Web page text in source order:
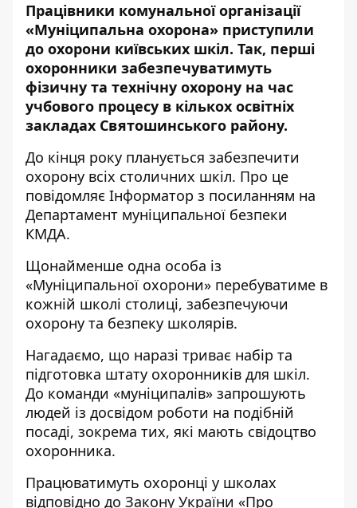
Працівники комунальної організації
«Муніципальна охорона» приступили
до охорони київських шкіл. Так, перші
охоронники забезпечуватимуть
фізичну та технічну охорону на час
учбового процесу в кількох освітніх
закладах Святошинського району.
До кінця року планується забезпечити
охорону всіх столичних шкіл. Про це
повідомляє Інформатор з посиланням на
Департамент муніципальної безпеки
КМДА.
Щонайменше одна особа із
«Муніципальної охорони» перебуватиме в
кожній школі столиці, забезпечуючи
охорону та безпеку школярів.
Нагадаємо, що наразі триває набір та
підготовка штату охоронників для шкіл.
До команди «муніципалів» запрошують
людей із досвідом роботи на подібній
посаді, зокрема тих, які мають свідоцтво
охоронника.
Працюватимуть охоронці у школах
відповідно до Закону України «Про